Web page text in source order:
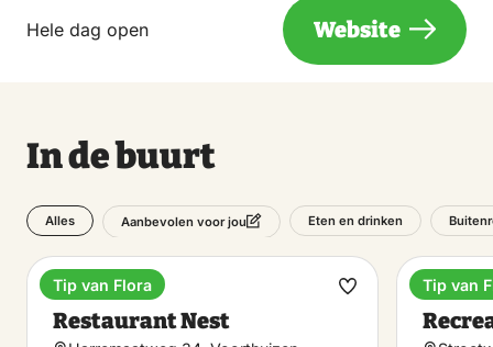
Hele dag open Website
In de buurt
Alles Aanbevolen voor jou Eten en drinken
Diner
Restaurant Nest
Tip van Flora
Maak
Tip van